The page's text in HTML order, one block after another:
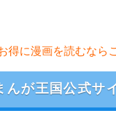
得に漫画を読むなら
んが王国公式サ